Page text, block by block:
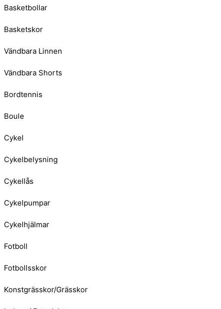
Basketbollar
Basketskor
Vändbara Linnen
Vändbara Shorts
Bordtennis
Boule
Cykel
Cykelbelysning
Cykellås
Cykelpumpar
Cykelhjälmar
Fotboll
Fotbollsskor
Konstgrässkor/Grässkor